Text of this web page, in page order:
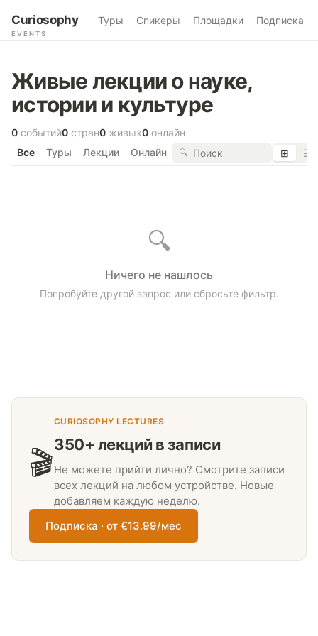
Curiosophy
EVENTS
Туры Спикеры Площадки Подписка
Живые лекции о науке,
истории и культуре
0 событий0 стран0 живых0 онлайн
Все
Туры Лекции Онлайн 🔍 ⊞ ☰
🔍
Ничего не нашлось
Попробуйте другой запрос или сбросьте фильтр.
🎬
CURIOSOPHY LECTURES
350+ лекций в записи
Не можете прийти лично? Смотрите записи
всех лекций на любом устройстве. Новые
добавляем каждую неделю.
Подписка · от €13.99/мес